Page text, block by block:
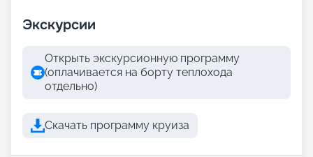
Экскурсии
Открыть экскурсионную программу
(оплачивается на борту теплохода
отдельно)
Скачать программу круиза